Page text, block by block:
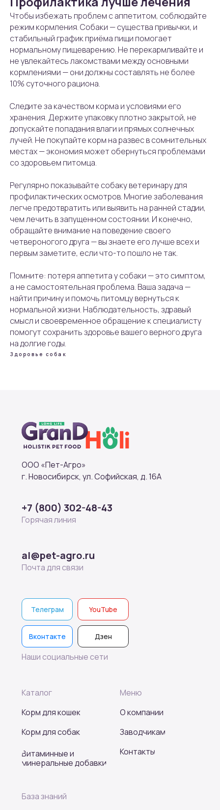
Чтобы избежать проблем с аппетитом, соблюдайте
режим кормления. Собаки — существа привычки, и
стабильный график приёма пищи помогает
нормальному пищеварению. Не перекармливайте и
не увлекайтесь лакомствами между основными
кормлениями — они должны составлять не более
10% суточного рациона.
Следите за качеством корма и условиями его
хранения. Держите упаковку плотно закрытой, не
допускайте попадания влаги и прямых солнечных
лучей. Не покупайте корм на развес в сомнительных
местах — экономия может обернуться проблемами
со здоровьем питомца.
Регулярно показывайте собаку ветеринару для
профилактических осмотров. Многие заболевания
легче предотвратить или выявить на ранней стадии,
чем лечить в запущенном состоянии. И конечно,
обращайте внимание на поведение своего
четвероногого друга — вы знаете его лучше всех и
первым заметите, если что-то пошло не так.
Помните: потеря аппетита у собаки — это симптом,
а не самостоятельная проблема. Ваша задача —
найти причину и помочь питомцу вернуться к
нормальной жизни. Наблюдательность, здравый
смысл и своевременное обращение к специалисту
помогут сохранить здоровье вашего верного друга
на долгие годы.
Здоровье собак
База знаний
О компании
Контакты
Заводчикам
ООО «Пет-Агро»
г. Новосибирск, ул. Софийская, д. 16А
Каталог
Корм для кошек
Корм для собак
Витаминные и
минеральные добавки
Меню
+7 (800) 302-48-43
al@pet-agro.ru
Горячая линия
Почта для связи
Наши социальные сети
Дзен
Вконтакте
YouTube
Телеграм